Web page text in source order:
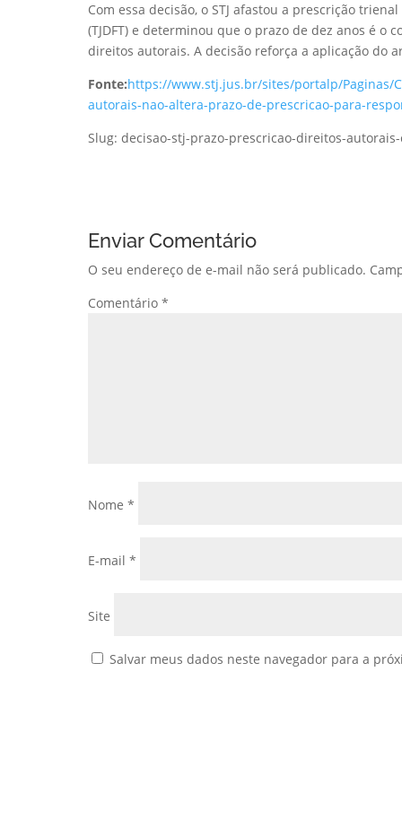
Com essa decisão, o STJ afastou a prescrição
(TJDFT) e determinou que o prazo de dez anos é
direitos autorais. A decisão reforça a aplicação do
Fonte:https://www.stj.jus.br/sites/portalp/Paginas/
autorais-nao-altera-prazo-de-prescricao-para-
Slug: decisao-stj-prazo-prescricao-direitos-
Enviar Comentário
O seu endereço de e-mail não será publicado.
Comentário *
Nome *
E-mail *
Site
Salvar meus dados neste navegador para a